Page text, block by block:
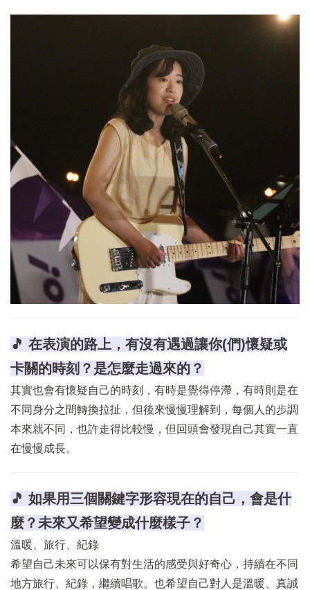
🎵 在表演的路上，有沒有遇過讓你(們)懷疑或
卡關的時刻？是怎麼走過來的？
其實也會有懷疑自己的時刻，有時是覺得停滯，有時則是在
不同身分之間轉換拉扯，但後來慢慢理解到，每個人的步調
本來就不同，也許走得比較慢，但回頭會發現自己其實一直
在慢慢成長。
🎵 如果用三個關鍵字形容現在的自己，會是什
麼？未來又希望變成什麼樣子？
溫暖、旅行、紀錄
希望自己未來可以保有對生活的感受與好奇心，持續在不同
地方旅行、紀錄，繼續唱歌。也希望自己對人是溫暖、真誠